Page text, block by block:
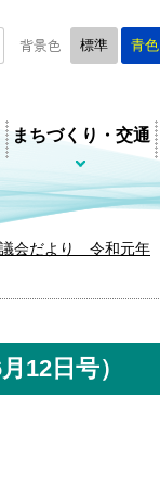
背景色 標準 青色
まちづくり・交通
会だより 令和元年
12日号）